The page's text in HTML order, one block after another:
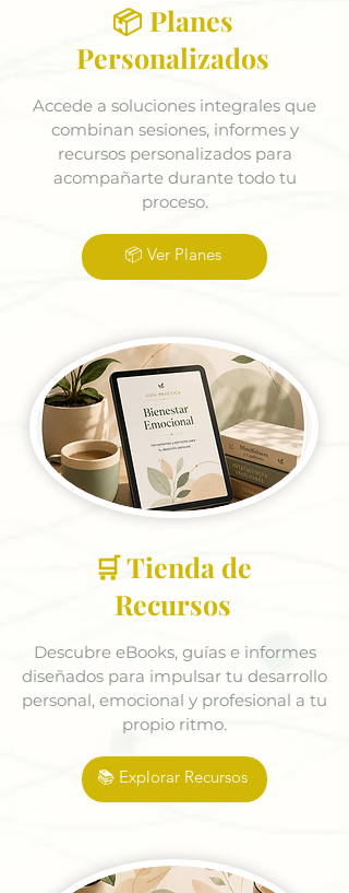
📦 Planes
Personalizados
Accede a soluciones integrales que
combinan sesiones, informes y
recursos personalizados para
acompañarte durante todo tu
proceso.
📦 Ver Planes
🛒 Tienda de
Recursos
Descubre eBooks, guías e informes
diseñados para impulsar tu desarrollo
personal, emocional y profesional a tu
propio ritmo.
📚 Explorar Recursos